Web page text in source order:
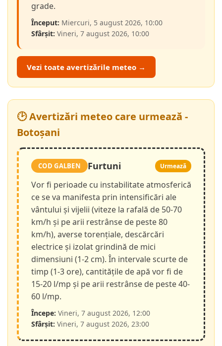
grade.
Început: Miercuri, 5 august 2026, 10:00
Sfârșit: Vineri, 7 august 2026, 10:00
Vezi toate avertizările meteo →
🕑 Avertizări meteo care urmează -
Botoșani
COD GALBEN Furtuni Urmează
Vor fi perioade cu instabilitate atmosferică
ce se va manifesta prin intensificări ale
vântului și vijelii (viteze la rafală de 50-70
km/h și pe arii restrânse de peste 80
km/h), averse torențiale, descărcări
electrice și izolat grindină de mici
dimensiuni (1-2 cm). În intervale scurte de
timp (1-3 ore), cantitățile de apă vor fi de
15-20 l/mp și pe arii restrânse de peste 40-
60 l/mp.
Începe: Vineri, 7 august 2026, 12:00
Sfârșit: Vineri, 7 august 2026, 23:00